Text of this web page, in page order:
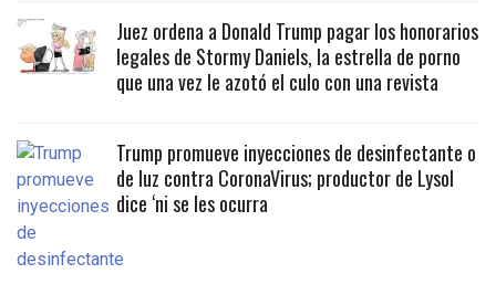
Juez ordena a Donald Trump pagar los honorarios
legales de Stormy Daniels, la estrella de porno
que una vez le azotó el culo con una revista
Trump promueve inyecciones de desinfectante o
de luz contra CoronaVirus; productor de Lysol
dice ‘ni se les ocurra